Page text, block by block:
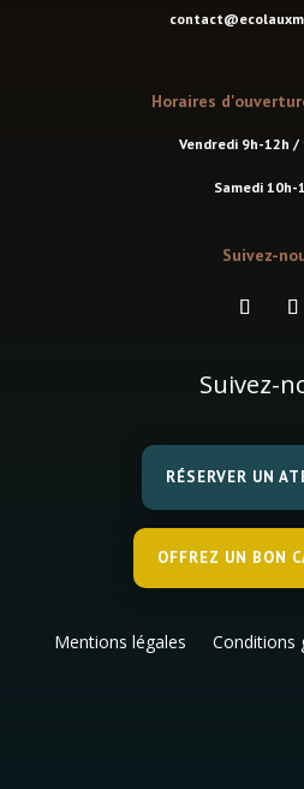
Horaires
Vendredi 9h-12h /
Samedi 10h-
Suivez-
Suivez-
RÉSERVER UN
OFFREZ UN BON
Mentions légales Conditions